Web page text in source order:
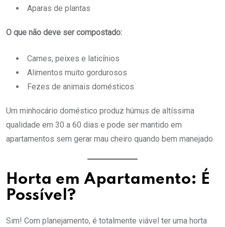
Aparas de plantas
O que não deve ser compostado:
Carnes, peixes e laticínios
Alimentos muito gordurosos
Fezes de animais domésticos
Um minhocário doméstico produz húmus de altíssima
qualidade em 30 a 60 dias e pode ser mantido em
apartamentos sem gerar mau cheiro quando bem manejado.
Horta em Apartamento: É
Possível?
Sim! Com planejamento, é totalmente viável ter uma horta